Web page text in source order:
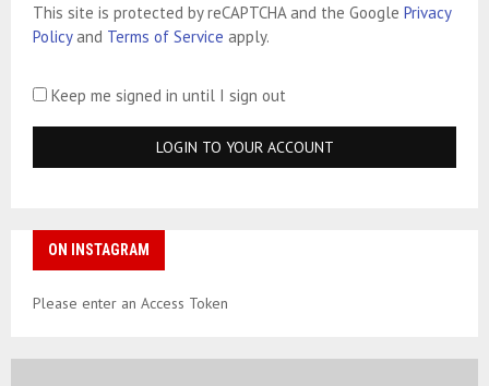
This site is protected by reCAPTCHA and the Google Privacy
Policyand Terms of Service apply.
Keep me signed in until I sign out
ON INSTAGRAM
Please enter an Access Token